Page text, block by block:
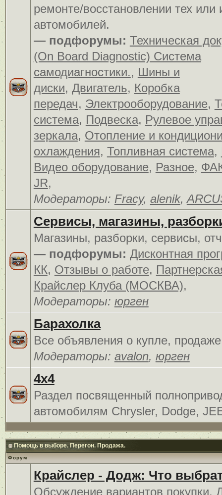
ремонте/восстановлении тех или
автомобилей.
— подфорумы: Техническая
(On Board Diagnostic) Система
самодиагностики., Шины и
диски, Двигатель, Коробка
передач, Электрооборудование,
система, Подвеска, Рулевое
зеркала, Отопление и
охлаждения, Топливная система,
Видео оборудование, Разное,
JR,
Модераторы: Fracy, alenik,
Сервисы, магазины,
Магазины, разборки, сервисы,
— подфорумы: Дисконтная
КК, Отзывы о работе,
Крайслер Клуба (МОСКВА),
Модераторы: юрген
Барахолка
Все объявления о купле,
Модераторы: avalon, юрген
4x4
Раздел посвященный
автомобилям Chrysler, Dodge,
Помощь в выборе. Перегон. Продажа.
Форум
Крайслер - Додж: Что
Обсуждение вариантов покупки.